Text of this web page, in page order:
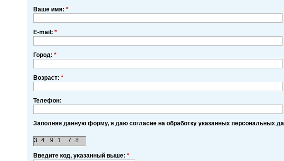
Ваше имя: *
E-mail: *
Город: *
Возраст: *
Телефон:
Заполняя данную форму, я даю согласие на обработку указанных персональных
3 4 9 1 7 8
Введите код, указанный выше: *